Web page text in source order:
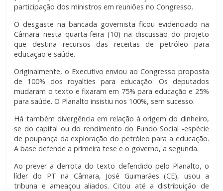
participação dos ministros em reuniões no Congresso.
O desgaste na bancada governista ficou evidenciado na
Câmara nesta quarta-feira (10) na discussão do projeto
que destina recursos das receitas de petróleo para
educação e saúde.
Originalmente, o Executivo enviou ao Congresso proposta
de 100% dos royalties para educação. Os deputados
mudaram o texto e fixaram em 75% para educação e 25%
para saúde. O Planalto insistiu nos 100%, sem sucesso.
Há também divergência em relação à origem do dinheiro,
se do capital ou do rendimento do Fundo Social -espécie
de poupança da exploração do petróleo para a educação.
A base defende a primeira tese e o governo, a segunda.
Ao prever a derrota do texto defendido pelo Planalto, o
líder do PT na Câmara, José Guimarães (CE), usou a
tribuna e ameaçou aliados. Citou até a distribuição de